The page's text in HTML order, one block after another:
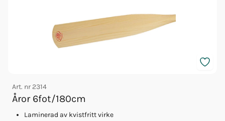
Art. nr 2314
Åror 6fot/180cm
Laminerad av kvistfritt virke